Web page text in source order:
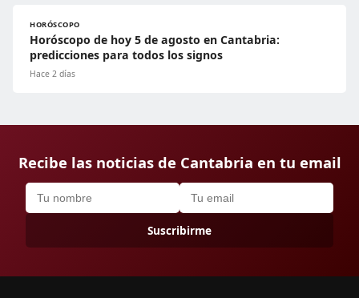
HORÓSCOPO
Horóscopo de hoy 5 de agosto en Cantabria:
predicciones para todos los signos
Hace 2 días
Recibe las noticias de Cantabria en tu email
Suscribirme